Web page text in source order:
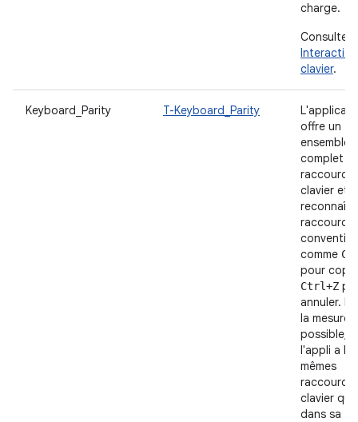
charge.
Consultez
clavier.
Keyboard_Parity T-Keyboard_Parity
offre un
ensemble
complet
raccourcis
clavier et
reconnaît
raccourcis
comme
pour
Ctrl+Z
annuler.
la mesure
possible,
l'appli a les
mêmes
raccourcis
clavier que
dans sa